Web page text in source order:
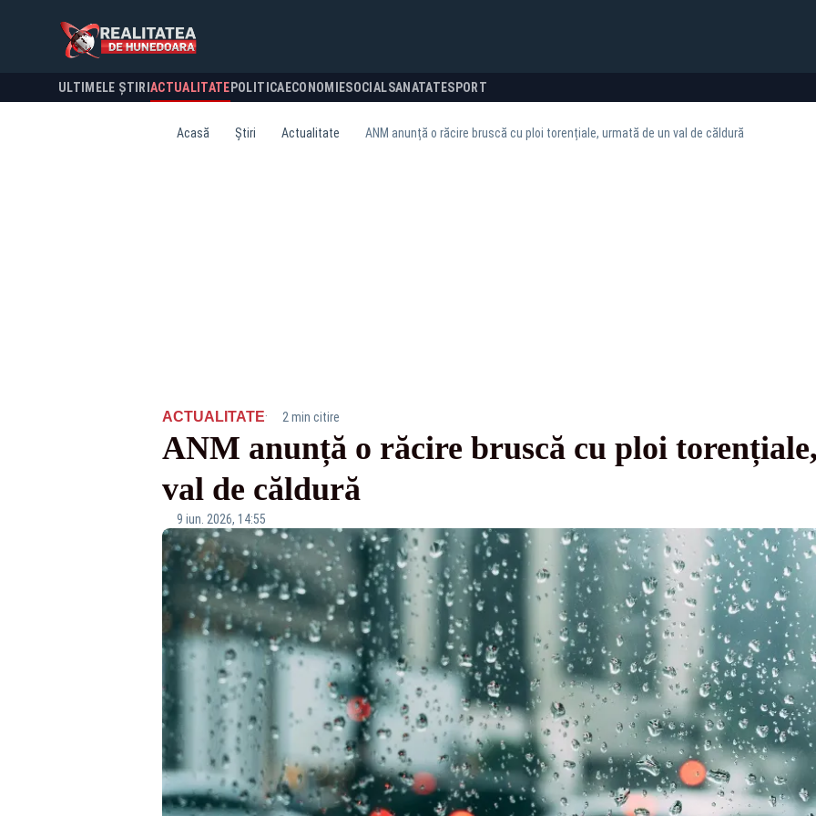
ULTIMELE ȘTIRI ACTUALITATE POLITICA ECONOMIESOCIALSANATATESPORT
Acasă Știri Actualitate ANM anunță o răcire bruscă cu ploi torențiale, urmată de un val de căldură
ACTUALITATE· 2 min citire
ANM anunță o răcire bruscă cu ploi
val de căldură
9 iun. 2026, 14:55